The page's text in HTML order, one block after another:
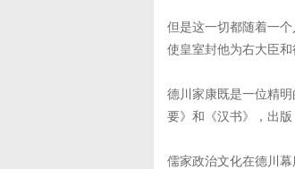
但是这一切都随着一
使皇室封他为右大臣
德川家康既是一位精
要》和《汉书》，出
儒家政治文化在德川